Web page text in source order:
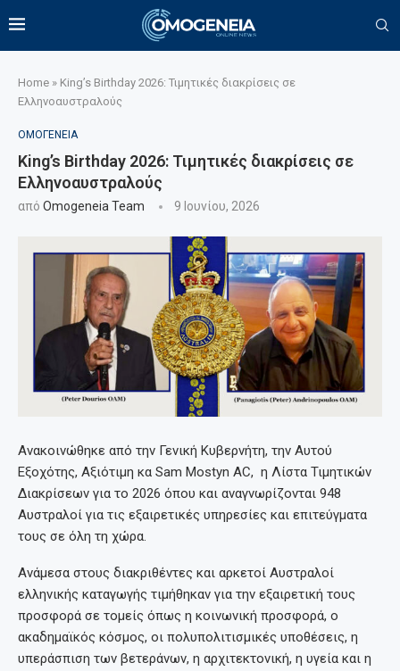
Home » King’s Birthday 2026: Τιμητικές διακρίσεις σε
Ελληνοαυστραλούς
ΟΜΟΓΕΝΕΙΑ
King’s Birthday 2026: Τιμητικές διακρίσεις σε
Ελληνοαυστραλούς
από Omogeneia Team 9 Ιουνίου, 2026
Ανακοινώθηκε από την Γενική Κυβερνήτη, την Αυτού
Εξοχότης, Αξιότιμη κα Sam Mostyn AC, η Λίστα Τιμητικών
Διακρίσεων για το 2026 όπου και αναγνωρίζονται 948
Αυστραλοί για τις εξαιρετικές υπηρεσίες και επιτεύγματα
τους σε όλη τη χώρα.
Ανάμεσα στους διακριθέντες και αρκετοί Αυστραλοί
ελληνικής καταγωγής τιμήθηκαν για την εξαιρετική τους
προσφορά σε τομείς όπως η κοινωνική προσφορά, ο
ακαδημαϊκός κόσμος, οι πολυπολιτισμικές υποθέσεις, η
υπεράσπιση των βετεράνων, η αρχιτεκτονική, η υγεία και η